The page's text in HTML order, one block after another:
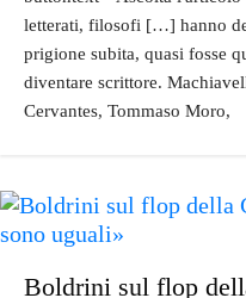
letterati, filosofi […] hanno
prigione subita, quasi fosse
diventare scrittore.
Cervantes, Tommaso Moro,
Boldrini sul flop